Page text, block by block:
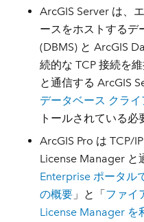
ArcGIS Server は、
ースをホストするデ
(DBMS) と ArcGIS
続的な TCP 接続を
と通信する ArcGIS
データベース クラ
トールされている必
ArcGIS Pro は TCP/
License Manager と
Enterprise ポータル
の概要 」と「ファイ
License Manager を